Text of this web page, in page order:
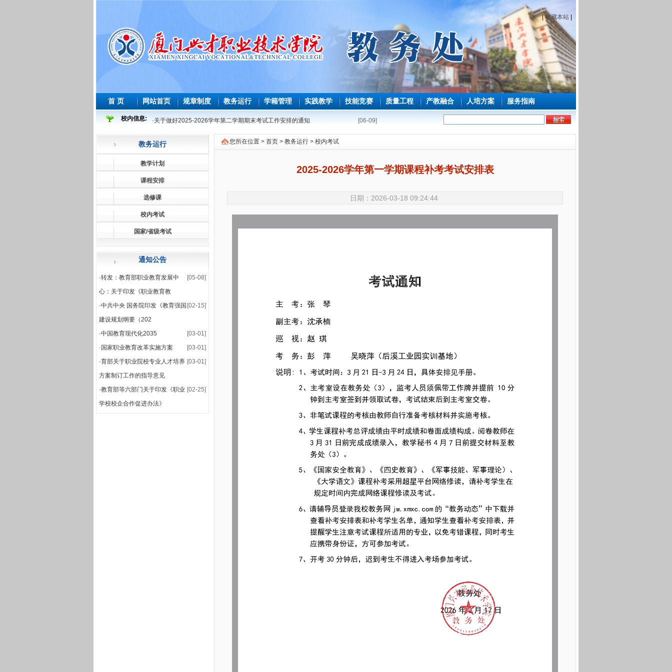
|收藏本站
首 页 网站首页 规章制度 教务运行 学籍管理 实践教学 技能竞赛 质量工程 产教融合 人培方案 服务指南
校内信息: [06-09]
·关于做好2025-2026学年第二学期期末考试工作安排的通知
[05-08]
2025-2026 学年度第二学期必修课程重修教学与考试安排表
[04-22]
·2026年师范生教育教学能力测试安排表
·2026届及往届毕业生必修课程补学分教学与考试安排表
[04-02]
·关于做好2026届及往届毕业生必修课、选修课程补学分报考的通知
[03-25]
关于做好2026届学前教育师范生免试认定教师资格证工作的通知
[03-18]
·2025-2026学年第一学期课程补考考试安排表
· 关于做好2025-2026学年第一学期课程补考工作的通知
·关于公布2025-2026学年第一学期期末集中考试安排的通知
教务运行
教学计划
课程安排
选修课
校内考试
国家/省级考试
通知公告
[05-08]
·转发：教育部职业教育发展中
心：关于印发《职业教育教
[02-15]
·中共中央 国务院印发《教育强国
建设规划纲要（202
[03-01]
·中国教育现代化2035
[03-01]
· 国家职业教育改革实施方案
[03-01]
·育部关于职业院校专业人才培养
方案制订工作的指导意见
[02-25]
·教育部等六部门关于印发《职业
学校校企合作促进办法》
您所在位置 > 首页 > 教务运行 > 校内考试
2025-2026学年第一学期课程补考考试安排表
日期：2026-03-18 09:24:44